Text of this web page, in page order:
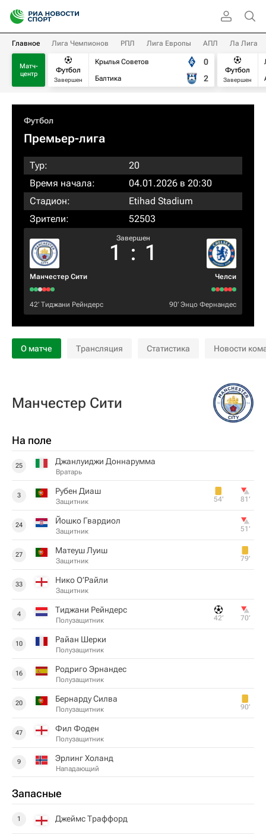
Главное Лига Чемпионов РПЛ Лига Европы АПЛ Ла Лига
Матч-
центр
Футбол
Завершен
Крылья Советов
Балтика
0
2
Футбол
Завершен
Футбол
Премьер-лига
Тур:
20
Время начала:
04.01.2026 в 20:30
Стадион:
Etihad Stadium
Зрители:
52503
Манчестер Сити
Завершен
1 : 1
Челси
42‎’‎ Тиджани Рейндерс 90‎’‎ Энцо Фернандес
О матче Трансляция Статистика Новости
Манчестер Сити
На поле
25 Джанлуиджи Доннарумма
Вратарь
3 Рубен Диаш
Защитник 54‎’‎ 81‎’‎
24 Йошко Гвардиол
Защитник 51‎’‎
27 Матеуш Луиш
Защитник 79‎’‎
33 Нико О’Райли
Защитник
4 Тиджани Рейндерс
Полузащитник 42‎’‎ 70‎’‎
10 Райан Шерки
Полузащитник
16 Родриго Эрнандес
Полузащитник
20 Бернарду Силва
Полузащитник 90‎’‎
47 Фил Фоден
Полузащитник
9 Эрлинг Холанд
Нападающий
Запасные
1 Джеймс Траффорд